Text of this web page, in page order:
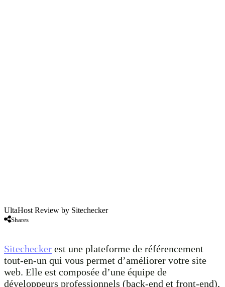
UltaHost Review by Sitechecker
Shares
Sitechecker est une plateforme de référencement
tout-en-un qui vous permet d’améliorer votre site
web. Elle est composée d’une équipe de
développeurs professionnels (back-end et front-end),